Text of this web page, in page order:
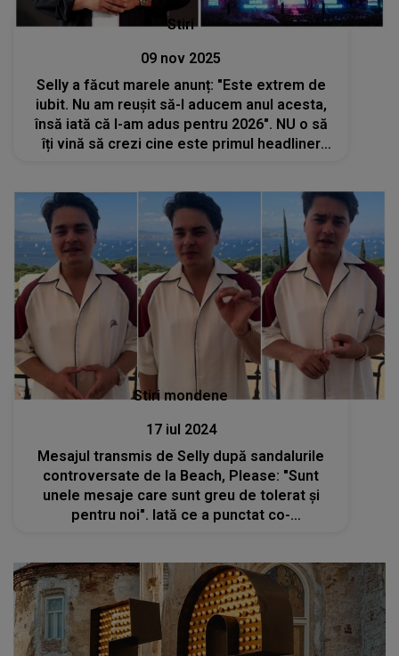
Stiri
09 nov 2025
Selly a făcut marele anunț: "Este extrem de
iubit. Nu am reușit să-l aducem anul acesta,
însă iată că l-am adus pentru 2026". NU o să
îți vină să crezi cine este primul headliner
Stiri mondene
17 iul 2024
Mesajul transmis de Selly după sandalurile
controversate de la Beach, Please: "Sunt
unele mesaje care sunt greu de tolerat și
pentru noi". Iată ce a punctat co-